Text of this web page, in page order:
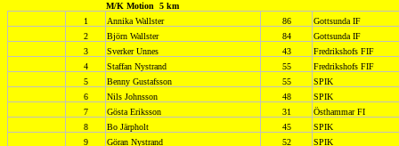
M/K Motion
5 km
1
Annika Wallster 86
Gottsunda IF
2
Björn Wallster 84
Gottsunda IF
3
Sverker Unnes 43
Fredrikshofs FIF
4
Staffan Nystrand 55
Fredrikshofs FIF
5
Benny Gustafsson 55
SPIK
6
Nils Johnsson 48
SPIK
7
Gösta Eriksson 31
Östhammar FI
8
Bo Järpholt 45
SPIK
9
Göran Nystrand 52 SPIK